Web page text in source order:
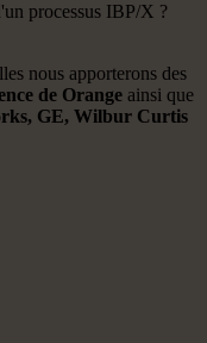
processus IBP/X ?
nous apporterons des
de Orange ainsi que
GE, Wilbur Curtis